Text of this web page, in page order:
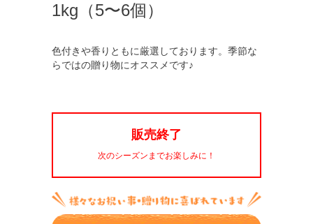
1kg（5〜6個）
色付きや香りともに厳選しております。季節な
らではの贈り物にオススメです♪
販売終了
次のシーズンまでお楽しみに！